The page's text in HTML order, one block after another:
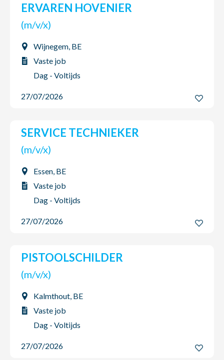
ERVAREN HOVENIER
(m/v/x)
Wijnegem, BE
Vaste job
Dag - Voltijds
27/07/2026
SERVICE TECHNIEKER
(m/v/x)
Essen, BE
Vaste job
Dag - Voltijds
27/07/2026
PISTOOLSCHILDER
(m/v/x)
Kalmthout, BE
Vaste job
Dag - Voltijds
27/07/2026